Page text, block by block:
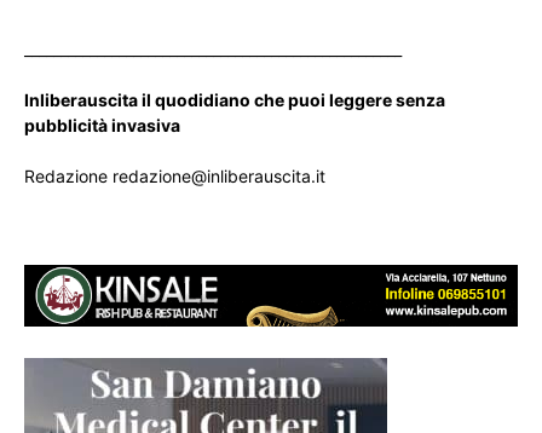
Inliberauscita il quodidiano che puoi leggere senza
pubblicità invasiva
Redazione redazione@inliberauscita.it